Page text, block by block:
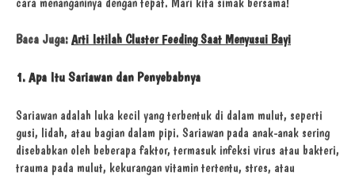
Baca Juga: Arti Istilah Cluster Feeding Saat Menyusui Bayi
1. Apa Itu Sariawan dan Penyebabnya
Sariawan adalah luka kecil yang terbentuk di dalam mulut, seperti
gusi, lidah, atau bagian dalam pipi. Sariawan pada anak-anak sering
disebabkan oleh beberapa faktor, termasuk infeksi virus atau bakteri,
trauma pada mulut, kekurangan vitamin tertentu, stres, atau